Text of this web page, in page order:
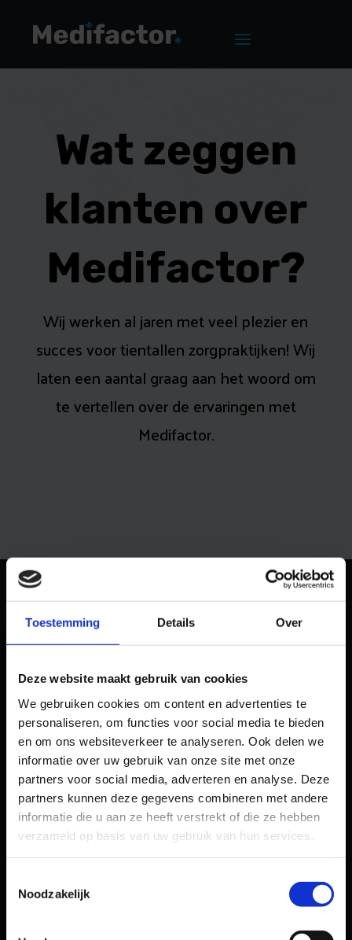
Toestemming Details Over
Deze website maakt gebruik van cookies
We gebruiken cookies om content en advertenties te
personaliseren, om functies voor social media te bieden
en om ons websiteverkeer te analyseren. Ook delen we
informatie over uw gebruik van onze site met onze
partners voor social media, adverteren en analyse. Deze
partners kunnen deze gegevens combineren met andere
informatie die u aan ze heeft verstrekt of die ze hebben
verzameld op basis van uw gebruik van hun services.
Noodzakelijk
Wat zeggen
klanten over
Medifactor?
Wij werken al jaren met veel plezier en
succes voor tientallen zorgpraktijken! Wij
laten een aantal graag aan het woord om
te vertellen over de ervaringen met
Medifactor.
Op basis van 50+ beoordelingen